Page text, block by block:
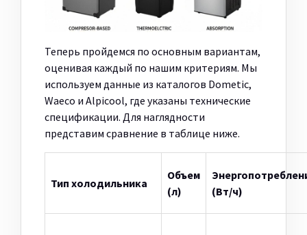
Теперь пройдемся по основным вариантам,
оценивая каждый по нашим критериям. Мы
используем данные из каталогов Dometic,
Waeco и Alpicool, где указаны технические
спецификации. Для наглядности
представим сравнение в таблице ниже.
Тип холодильника
Объем
(л)
(Вт/ч)